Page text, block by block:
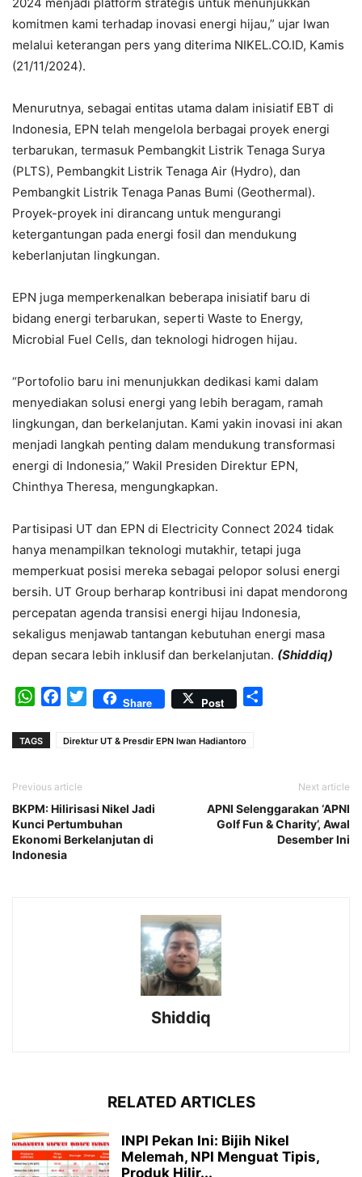
komitmen kami terhadap inovasi energi hijau,” ujar Iwan
melalui keterangan pers yang diterima NIKEL.CO.ID, Kamis
(21/11/2024).
Menurutnya, sebagai entitas utama dalam inisiatif EBT di
Indonesia, EPN telah mengelola berbagai proyek energi
terbarukan, termasuk Pembangkit Listrik Tenaga Surya
(PLTS), Pembangkit Listrik Tenaga Air (Hydro), dan
Pembangkit Listrik Tenaga Panas Bumi (Geothermal).
Proyek-proyek ini dirancang untuk mengurangi
ketergantungan pada energi fosil dan mendukung
keberlanjutan lingkungan.
EPN juga memperkenalkan beberapa inisiatif baru di
bidang energi terbarukan, seperti Waste to Energy,
Microbial Fuel Cells, dan teknologi hidrogen hijau.
“Portofolio baru ini menunjukkan dedikasi kami dalam
menyediakan solusi energi yang lebih beragam, ramah
lingkungan, dan berkelanjutan. Kami yakin inovasi ini akan
menjadi langkah penting dalam mendukung transformasi
energi di Indonesia,” Wakil Presiden Direktur EPN,
Chinthya Theresa, mengungkapkan.
Partisipasi UT dan EPN di Electricity Connect 2024 tidak
hanya menampilkan teknologi mutakhir, tetapi juga
memperkuat posisi mereka sebagai pelopor solusi energi
bersih. UT Group berharap kontribusi ini dapat mendorong
percepatan agenda transisi energi hijau Indonesia,
sekaligus menjawab tantangan kebutuhan energi masa
depan secara lebih inklusif dan berkelanjutan. (Shiddiq)
WhatsAppFacebook
TwitterShare Post
TAGS Direktur UT & Presdir EPN Iwan Hadiantoro
Previous article
BKPM: Hilirisasi Nikel Jadi
Kunci Pertumbuhan
Ekonomi Berkelanjutan di
Indonesia
Next article
APNI Selenggarakan ‘APNI
Golf Fun & Charity’, Awal
Desember Ini
Shiddiq
RELATED ARTICLES
INPI Pekan Ini: Bijih Nikel
Melemah, NPI Menguat Tipis,
Produk Hilir...